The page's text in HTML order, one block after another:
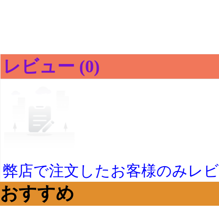
レビュー (0)
弊店で注文したお客様のみレ
おすすめ